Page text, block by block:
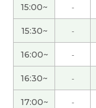
夏の楽しい思い
代 男性 )
夏天来了。外面
么。
15:00~ -
15:30~ -
16:00~ -
16:30~ -
17:00~ -